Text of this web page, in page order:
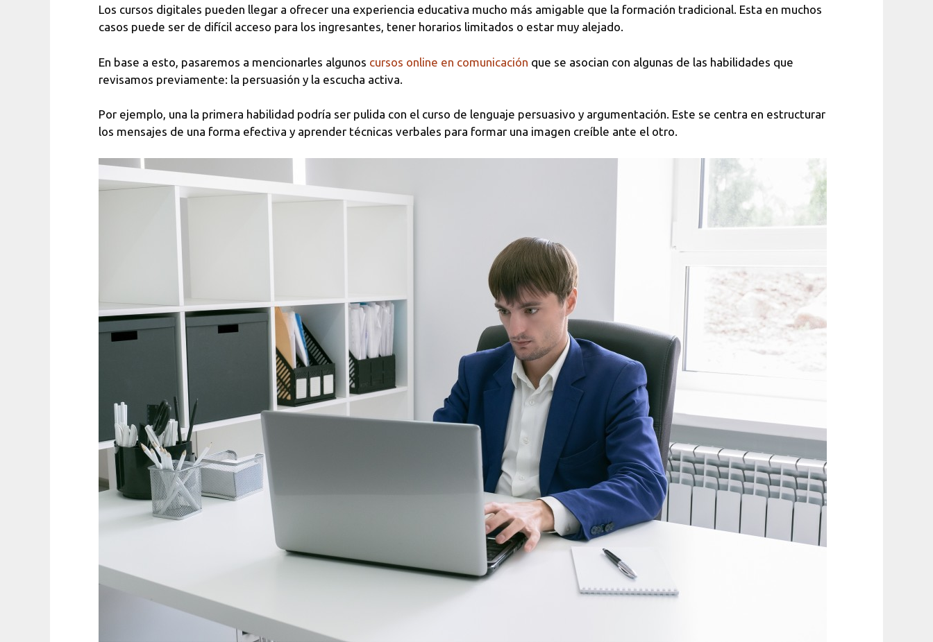
Los cursos digitales pueden llegar a ofrecer una experiencia educativa mucho más amigable que la formación tradicional. Esta en muchos
casos puede ser de difícil acceso para los ingresantes, tener horarios limitados o estar muy alejado.
En base a esto, pasaremos a mencionarles algunos cursos online en comunicación que se asocian con algunas de las habilidades que
revisamos previamente: la persuasión y la escucha activa.
Por ejemplo, una la primera habilidad podría ser pulida con el curso de lenguaje persuasivo y argumentación. Este se centra en estructurar
los mensajes de una forma efectiva y aprender técnicas verbales para formar una imagen creíble ante el otro.